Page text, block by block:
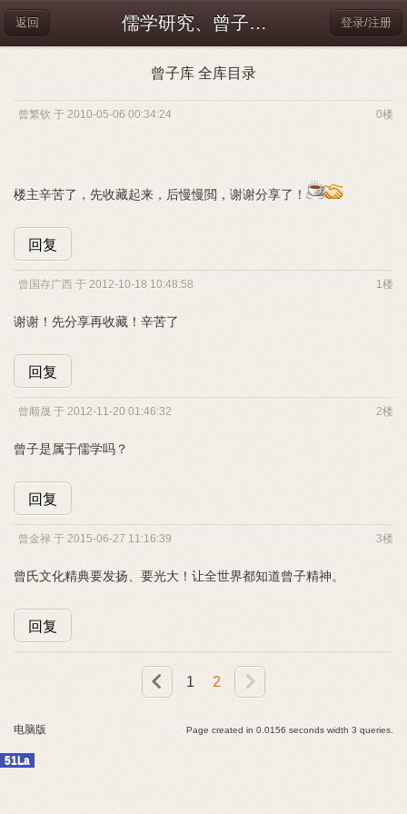
儒学研究、曾子研究
返回 登录/注册
曾子库 全库目录
0楼
曾繁钦 于 2010-05-06 00:34:24
楼主辛苦了，先收藏起来，后慢慢閲，谢谢分享了！
回复
1楼
曾国存广西 于 2012-10-18 10:48:58
谢谢！先分享再收藏！辛苦了
回复
2楼
曾顺晟 于 2012-11-20 01:46:32
曾子是属于儒学吗？
回复
3楼
曾金禄 于 2015-06-27 11:16:39
曾氏文化精典要发扬、要光大！让全世界都知道曾子精神。
回复
1 2
电脑版 Page created in 0.0156 seconds width 3 queries.
51La